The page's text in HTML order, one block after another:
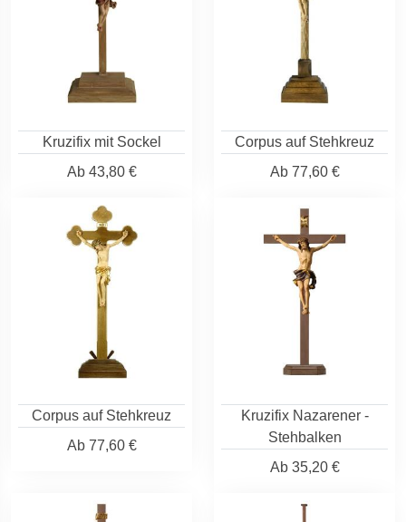
Kruzifix mit Sockel
Ab43,80 €
Corpus auf Stehkreuz
Ab77,60 €
Corpus auf Stehkreuz
Ab77,60 €
Kruzifix Nazarener -
Stehbalken
Ab35,20 €